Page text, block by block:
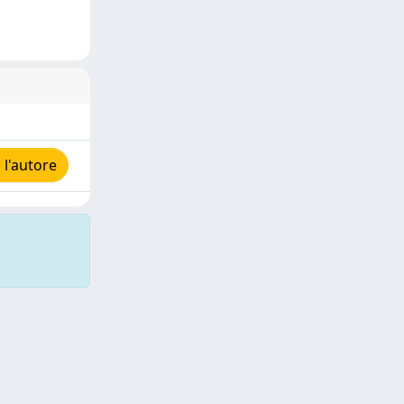
l'autore